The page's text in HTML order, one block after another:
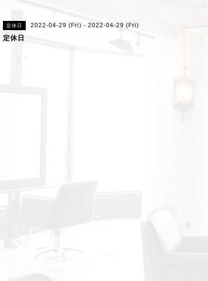
定休日 2022-04-29 (Fri) - 2022-04-29 (Fri)
定休日